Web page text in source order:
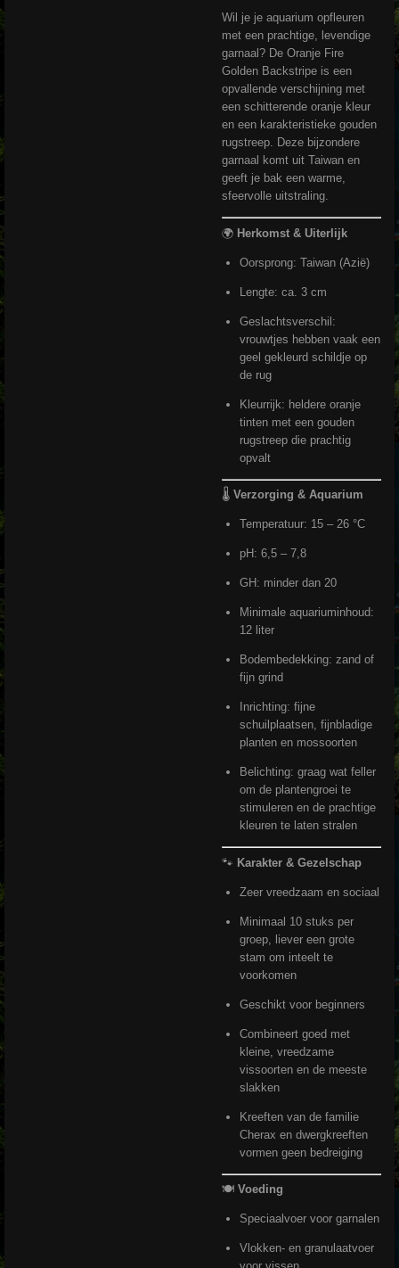
Wil je je aquarium opfleuren
met een prachtige, levendige
garnaal? De Oranje Fire
Golden Backstripe is een
opvallende verschijning met
een schitterende oranje kleur
en een karakteristieke gouden
rugstreep. Deze bijzondere
garnaal komt uit Taiwan en
geeft je bak een warme,
sfeervolle uitstraling.
🌍 Herkomst & Uiterlijk
Oorsprong: Taiwan (Azië)
Lengte: ca. 3 cm
Geslachtsverschil:
vrouwtjes hebben vaak een
geel gekleurd schildje op
de rug
Kleurrijk: heldere oranje
tinten met een gouden
rugstreep die prachtig
opvalt
🌡️ Verzorging & Aquarium
Temperatuur: 15 – 26 °C
pH: 6,5 – 7,8
GH: minder dan 20
Minimale aquariuminhoud:
12 liter
Bodembedekking: zand of
fijn grind
Inrichting: fijne
schuilplaatsen, fijnbladige
planten en mossoorten
Belichting: graag wat feller
om de plantengroei te
stimuleren en de prachtige
kleuren te laten stralen
🐾 Karakter & Gezelschap
Zeer vreedzaam en sociaal
Minimaal 10 stuks per
groep, liever een grote
stam om inteelt te
voorkomen
Geschikt voor beginners
Combineert goed met
kleine, vreedzame
vissoorten en de meeste
slakken
Kreeften van de familie
Cherax en dwergkreeften
vormen geen bedreiging
🍽️ Voeding
Speciaalvoer voor garnalen
Vlokken- en granulaatvoer